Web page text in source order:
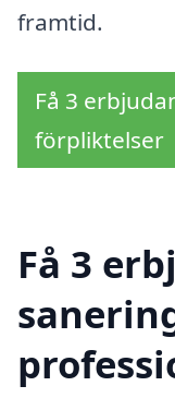
framtid.
Få 3
förpliktelser
Få 3